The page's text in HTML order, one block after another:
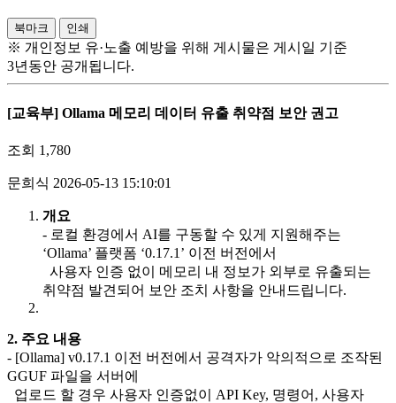
북마크 인쇄
※ 개인정보 유·노출 예방을 위해 게시물은 게시일 기준
3년동안 공개됩니다.
[교육부] Ollama 메모리 데이터 유출 취약점 보안 권고
조회 1,780
문희식 2026-05-13 15:10:01
개요
- 로컬 환경에서 AI를 구동할 수 있게 지원해주는
‘Ollama’ 플랫폼 ‘0.17.1’ 이전 버전에서
사용자 인증 없이 메모리 내 정보가 외부로 유출되는
취약점 발견되어 보안 조치 사항을 안내드립니다.
2. 주요 내용
- [Ollama] v0.17.1 이전 버전에서 공격자가 악의적으로 조작된
GGUF 파일을 서버에
업로드 할 경우 사용자 인증없이 API Key, 명령어, 사용자